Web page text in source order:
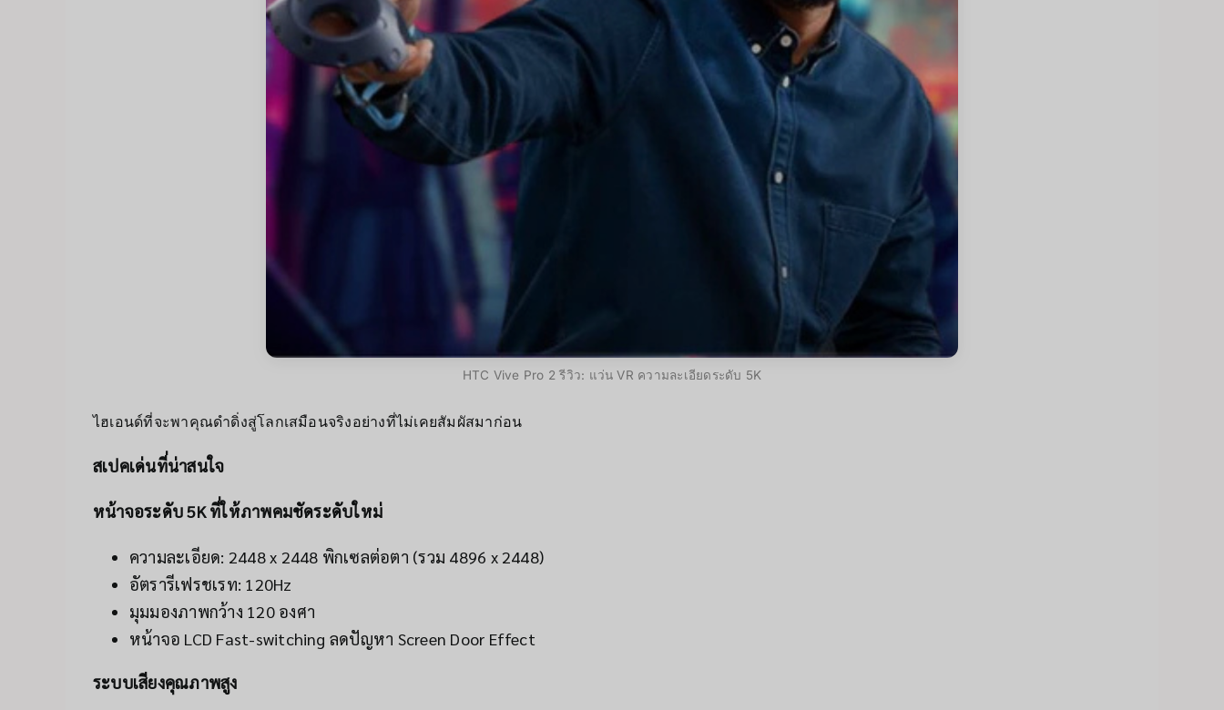
HTC Vive Pro 2 รีวิว: แว่น VR ความละเอียดระดับ 5K
ไฮเอนด์ที่จะพาคุณดำดิ่งสู่โลกเสมือนจริงอย่างที่ไม่เคยสัมผัสมาก่อน
สเปคเด่นที่น่าสนใจ
หน้าจอระดับ 5K ที่ให้ภาพคมชัดระดับใหม่
ความละเอียด: 2448 x 2448 พิกเซลต่อตา (รวม 4896 x 2448)
อัตรารีเฟรชเรท: 120Hz
มุมมองภาพกว้าง 120 องศา
หน้าจอ LCD Fast-switching ลดปัญหา Screen Door Effect
ระบบเสียงคุณภาพสูง